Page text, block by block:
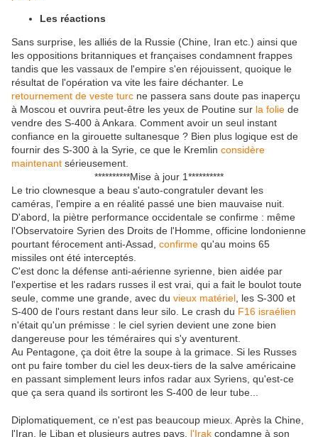
Les réactions
Sans surprise, les alliés de la Russie (Chine, Iran etc.) ainsi que
les oppositions britanniques et françaises condamnent frappes
tandis que les vassaux de l'empire s'en réjouissent, quoique le
résultat de l'opération va vite les faire déchanter. Le
retournement de veste turc ne passera sans doute pas inaperçu
à Moscou et ouvrira peut-être les yeux de Poutine sur la folie de
vendre des S-400 à Ankara. Comment avoir un seul instant
confiance en la girouette sultanesque ? Bien plus logique est de
fournir des S-300 à la Syrie, ce que le Kremlin considère
maintenant sérieusement.
**********Mise à jour 1**********
Le trio clownesque a beau s'auto-congratuler devant les
caméras, l'empire a en réalité passé une bien mauvaise nuit.
D'abord, la piètre performance occidentale se confirme : même
l'Observatoire Syrien des Droits de l'Homme, officine londonienne
pourtant férocement anti-Assad, confirme qu'au moins 65
missiles ont été interceptés.
C'est donc la défense anti-aérienne syrienne, bien aidée par
l'expertise et les radars russes il est vrai, qui a fait le boulot toute
seule, comme une grande, avec du vieux matériel , les S-300 et
S-400 de l'ours restant dans leur silo. Le crash du F16 israélien
n'était qu'un prémisse : le ciel syrien devient une zone bien
dangereuse pour les téméraires qui s'y aventurent.
Au Pentagone, ça doit être la soupe à la grimace. Si les Russes
ont pu faire tomber du ciel les deux-tiers de la salve américaine
en passant simplement leurs infos radar aux Syriens, qu'est-ce
que ça sera quand ils sortiront les S-400 de leur tube...
Diplomatiquement, ce n'est pas beaucoup mieux. Après la Chine,
l'Iran, le Liban et plusieurs autres pays, l'Irak condamne à son